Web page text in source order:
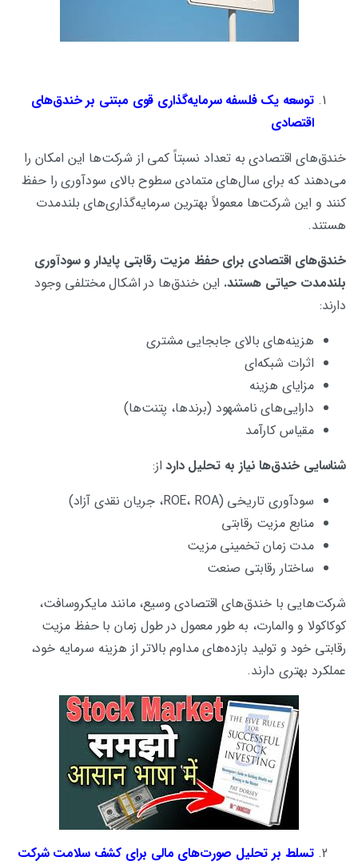
توسعه یک فلسفه سرمایه‌گذاری قوی مبتنی بر خندق‌های
اقتصادی
خندق‌های اقتصادی به تعداد نسبتاً کمی از شرکت‌ها این امکان را
می‌دهند که برای سال‌های متمادی سطوح بالای سودآوری را حفظ
کنند و این شرکت‌ها معمولاً بهترین سرمایه‌گذاری‌های بلندمدت
هستند.
خندق‌های اقتصادی برای حفظ مزیت رقابتی پایدار و سودآوری
بلندمدت حیاتی هستند. این خندق‌ها در اشکال مختلفی وجود
دارند:
هزینه‌های بالای جابجایی مشتری
اثرات شبکه‌ای
مزایای هزینه
دارایی‌های نامشهود (برندها، پتنت‌ها)
مقیاس کارآمد
شناسایی خندق‌ها نیاز به تحلیل دارداز:
سودآوری تاریخی (ROE، ROA، جریان نقدی آزاد)
منابع مزیت رقابتی
مدت زمان تخمینی مزیت
ساختار رقابتی صنعت
شرکت‌هایی با خندق‌های اقتصادی وسیع، مانند مایکروسافت،
کوکاکولا و والمارت، به طور معمول در طول زمان با حفظ مزیت
رقابتی خود و تولید بازده‌های مداوم بالاتر از هزینه سرمایه خود،
عملکرد بهتری دارند.
تسلط بر تحلیل صورت‌های مالی برای کشف سلامت شرکت